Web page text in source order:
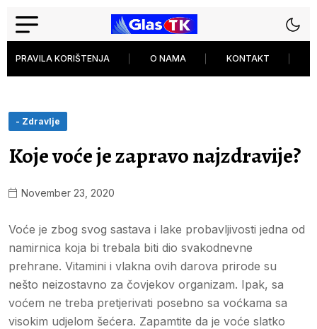
PRAVILA KORIŠTENJA O NAMA KONTAKT
- Zdravlje
Koje voće je zapravo najzdravije?
November 23, 2020
Voće je zbog svog sastava i lake probavljivosti jedna od
namirnica koja bi trebala biti dio svakodnevne
prehrane. Vitamini i vlakna ovih darova prirode su
nešto neizostavno za čovjekov organizam. Ipak, sa
voćem ne treba pretjerivati posebno sa voćkama sa
visokim udjelom šećera. Zapamtite da je voće slatko